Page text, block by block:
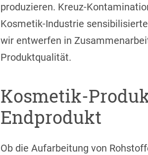
produzieren. Kreuz-
Kosmetik-Industrie
wir entwerfen in
Produktqualität.
Kosmetik-
Endprodukt
Ob die Aufarbeitung von